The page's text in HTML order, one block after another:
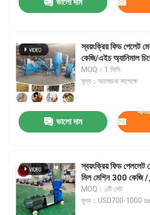
ভালো দাম
স্বয়ংক্রিয় ফিড পেলেট
কেজি/এইচ অ্যানিমাল
MOQ：1 পিসি
মূল্য：আলোচনা সাপেক্ষে
ভালো দাম
স্বয়ংক্রিয় ফিড পেললেট
মিল মেশিন 300 কেজি /
MOQ：১টি সেট
মূল্য：USD700-1000